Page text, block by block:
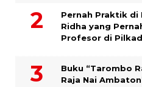
Pernah Praktik di
Ridha yang
Profesor di
Buku “Tarombo
Raja Nai